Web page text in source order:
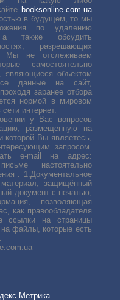
booksonline.com.ua
в будущем, то мы
по удалению
а также обсудить
разрешающих
Мы не отслеживаем
самостоятельно
являющиеся объектом
данные на сайт,
заранее отбора
нормой в мировом
интернет.
у Вас вопросов
размещенную на
которой Вы являетесь,
запросом.
е-mail на адрес:
настоятельно
: 1.Документальное
защищённый
документ с печатью,
позволяющая
как правообладателя
ссылки на страницы
файлы, которые есть